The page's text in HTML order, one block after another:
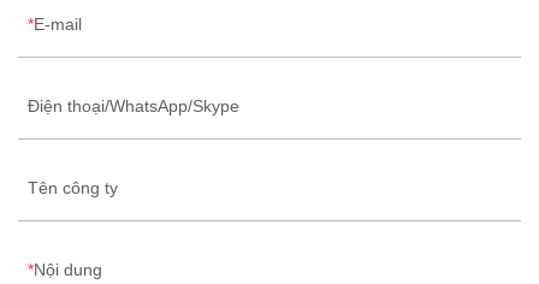
E-mail
Điện thoại/WhatsApp/Skype
Tên công ty
Nội dung